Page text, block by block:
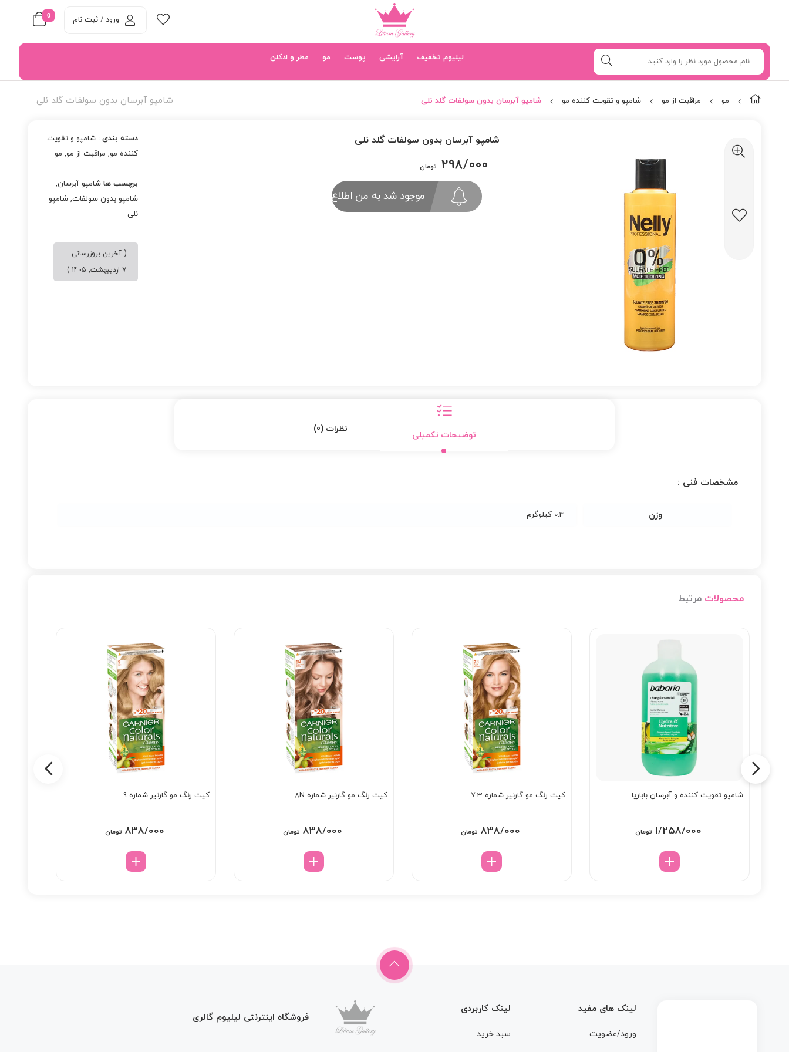
0 ورود / ثبت نام
لیلیوم تخفیف آرایشی پوست مو عطر و ادکلن
شامپو آبرسان بدون سولفات گلد نلی مو مراقبت از مو شامپو و تقویت کننده مو شامپو آبرسان بدون سولفات گلد نلی
شامپو آبرسان بدون سولفات گلد نلی
298/000 تومان
موجود شد به من اطلاع بده
دسته بندی :شامپو و تقویت
کننده مو, مراقبت از مو, مو
برچسب هاشامپو آبرسان,
شامپو بدون سولفات,شامپو
نلی
( آخرین بروزرسانی :
7 اردیبهشت, 1405 )
توضیحات تکمیلی
نظرات (0)
مشخصات فنی :
وزن 0.3 کیلوگرم
محصولات مرتبط
شامپو تقویت کننده و آبرسان باباریا
1/258/000 تومان
کیت رنگ مو گارنیر شماره 7.3
838/000 تومان
کیت رنگ مو گارنیر شماره 8N
838/000 تومان
کیت رنگ مو گارنیر شماره 9
838/000 تومان
لینک های مفید
ورود/عضویت
لینک کاربردی
سبد خرید
فروشگاه اینترنتی لیلیوم گالری